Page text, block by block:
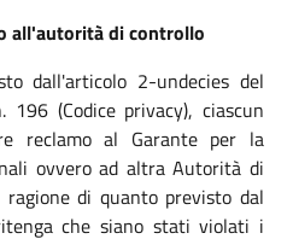
all'autorità di controllo
dall'articolo 2-undecies del
(Codice privacy), ciascun
reclamo al Garante per la
ovvero ad altra Autorità di
di quanto previsto dal
che siano stati violati i